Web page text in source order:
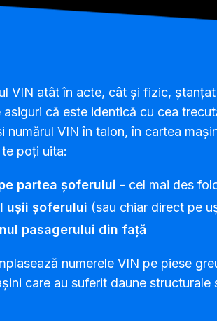
VIN atât în acte, cât și fizic,
asiguri că este identică cu cea
numărul VIN în talon, în cartea
poți uita:
partea șoferului - cel mai des
ușii șoferului (sau chiar direct pe
pasagerului din față
numerele VIN pe piese
care au suferit daune structurale